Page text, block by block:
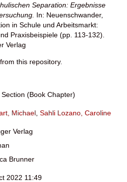
Separation: Ergebnisse
In: Neuenschwander,
in Schule und Arbeitsmarkt:
Praxisbeispiele (pp. 113-132).
Verlag
this repository.
Section (Book Chapter)
Michael Sahli Lozano, Caroline
Verlag
Brunner
2022 11:49